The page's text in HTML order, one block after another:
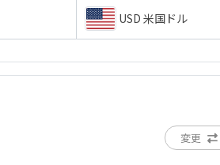
USD 米国ドル
変更